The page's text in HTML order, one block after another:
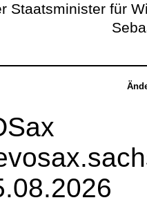
Staatsminister für